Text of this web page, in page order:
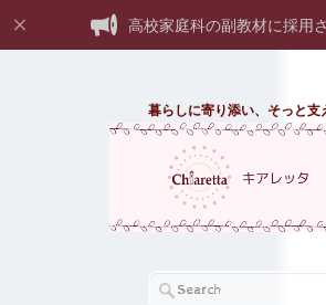
高校家庭科の副教材に採用
暮らしに寄り添い、そっと支